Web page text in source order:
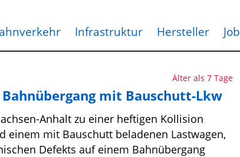
Infrastruktur Hersteller Job
Älter als 7 Tage
mit Bauschutt-Lkw
Anhalt zu einer heftigen Kollision
einem mit Bauschutt beladenen Lastwagen,
Defekts auf einem Bahnübergang